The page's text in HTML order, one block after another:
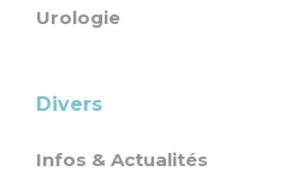
Urologie
Divers
Infos & Actualités